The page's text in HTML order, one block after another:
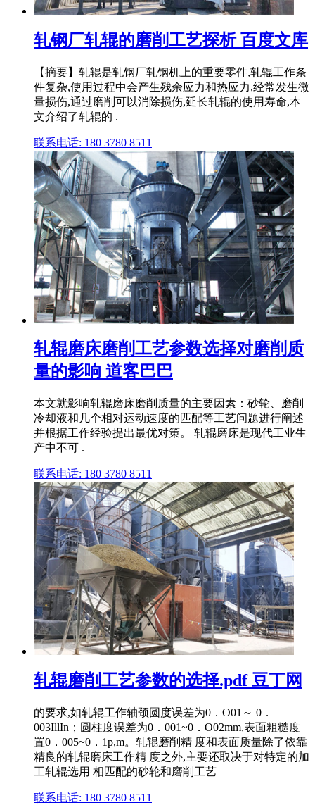
轧钢厂轧辊的磨削工艺探析 百度文库
【摘要】轧辊是轧钢厂轧钢机上的重要零件,轧辊工作条
件复杂,使用过程中会产生残余应力和热应力,经常发生微
量损伤,通过磨削可以消除损伤,延长轧辊的使用寿命,本
文介绍了轧辊的 .
联系电话: 180 3780 8511
轧辊磨床磨削工艺参数选择对磨削质
量的影响 道客巴巴
本文就影响轧辊磨床磨削质量的主要因素：砂轮、磨削
冷却液和几个相对运动速度的匹配等工艺问题进行阐述
并根据工作经验提出最优对策。 轧辊磨床是现代工业生
产中不可 .
联系电话: 180 3780 8511
轧辊磨削工艺参数的选择.pdf 豆丁网
的要求,如轧辊工作轴颈圆度误差为0．O01～ 0．
003IllIn；圆柱度误差为0．001~0．O02mm,表面粗糙度
置0．005~0．1p,m。轧辊磨削精 度和表面质量除了依靠
精良的轧辊磨床工作精 度之外,主要还取决于对特定的加
工轧辊选用 相匹配的砂轮和磨削工艺
联系电话: 180 3780 8511